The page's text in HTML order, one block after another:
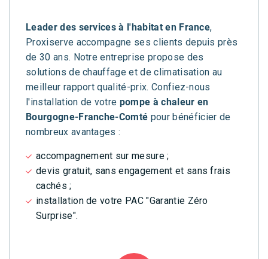
Leader des services à l'habitat en France,
Proxiserve accompagne ses clients depuis près
de 30 ans. Notre entreprise propose des
solutions de chauffage et de climatisation au
meilleur rapport qualité-prix. Confiez-nous
l'installation de votre pompe à chaleur en
Bourgogne-Franche-Comté pour bénéficier de
nombreux avantages :
accompagnement sur mesure ;
devis gratuit, sans engagement et sans frais
cachés ;
installation de votre PAC "Garantie Zéro
Surprise".